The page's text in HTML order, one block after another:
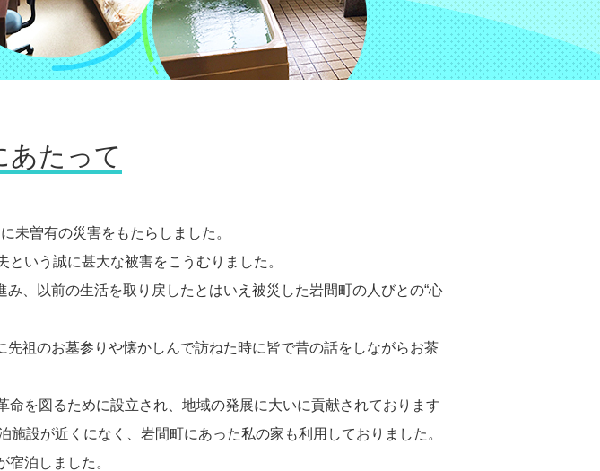
あたって
未曽有の災害をもたらしました。
いう誠に甚大な被害をこうむりました。
、以前の生活を取り戻したとはいえ被災した岩間町の人びとの“心
祖のお墓参りや懐かしんで訪ねた時に皆で昔の話をしながらお茶
を図るために設立され、地域の発展に大いに貢献されております
設が近くになく、岩間町にあった私の家も利用しておりました。
泊しました。